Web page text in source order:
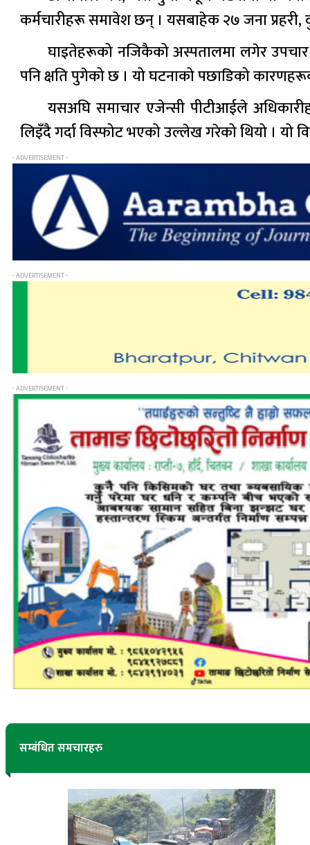
कर्मचारीहरू समावेश छन् । यसबाहेक २७ जना प्रहरी,
घाइतेहरूको नजिकैको अस्पतालमा लगेर
पनि क्षति पुगेको छ । यो घटनाको पछाडिको
यसअघि समाचार एजेन्सी पीटीआईले
लिइँदै गर्दा विस्फोट भएको उल्लेख गरेको थियो । यो
- ADVERTISEMENT -
- ADVERTISEMENT -
- ADVERTISEMENT -
सम्बंधित समचारहरु